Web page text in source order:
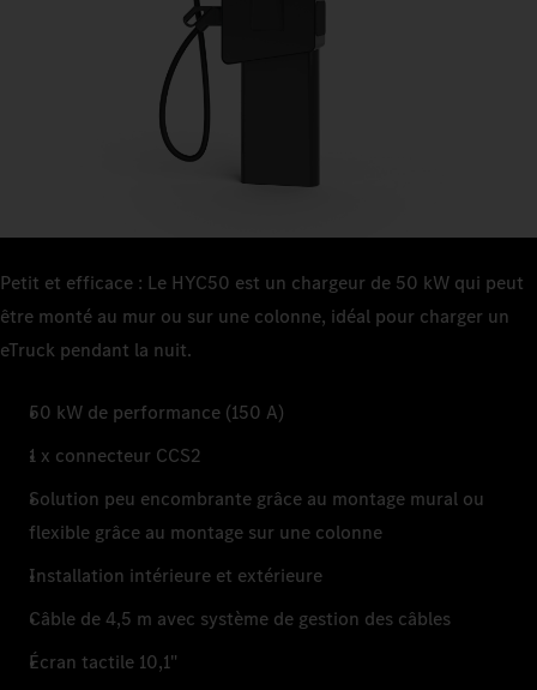
Petit et efficace : Le HYC50 est un chargeur de 50 kW qui peut
être monté au mur ou sur une colonne, idéal pour charger un
eTruck pendant la nuit.
50 kW de performance (150 A)
1 x connecteur CCS2
Solution peu encombrante grâce au montage mural ou
flexible grâce au montage sur une colonne
Installation intérieure et extérieure
Câble de 4,5 m avec système de gestion des câbles
Écran tactile 10,1"